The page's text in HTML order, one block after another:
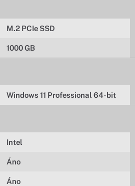
M.2 PCIe SSD
1000 GB
Windows 11 Professional 64-bit
Intel
Áno
Áno